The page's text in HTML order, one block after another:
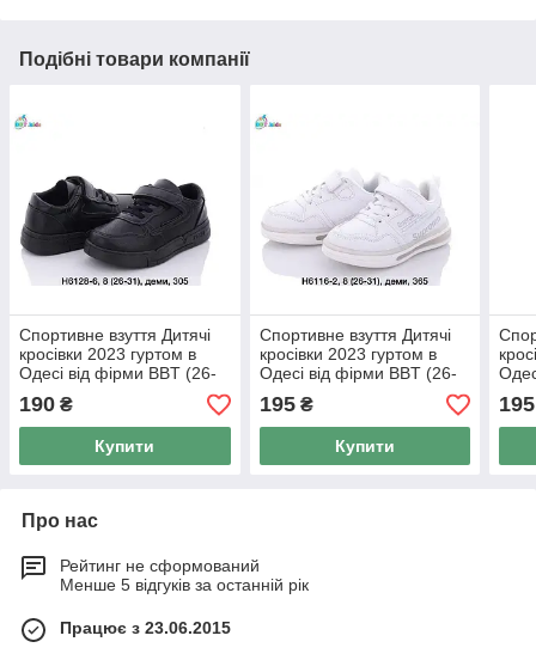
Подібні товари компанії
Спортивне взуття Дитячі
кросівки 2023 гуртом в
Одесі від фірми BBT (26-
31)
190 ₴
Купити
Спортивне взуття Дитячі
кросівки 2023 гуртом в
Одесі від фірми BBT (26-
31)
195₴
Купити
31)
195
Про нас
Рейтинг не сформований
Менше 5 відгуків за останній рік
Працює з 23.06.2015